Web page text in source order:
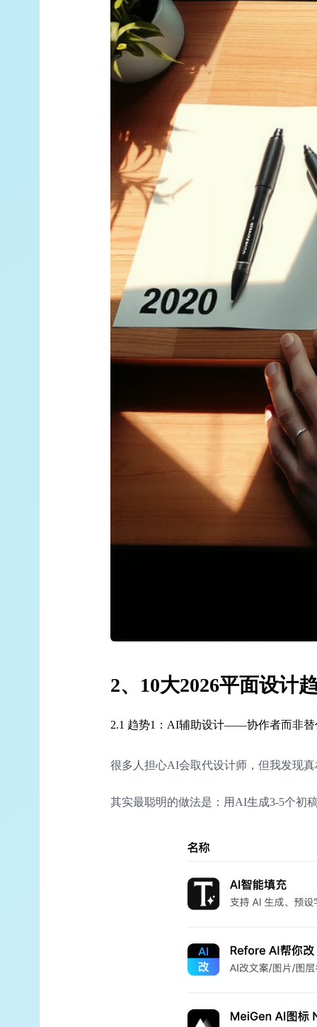
2、10大2026平面设计
2.1 趋势1：AI辅助设计——协作者而非替
很多人担心AI会取代设计师，但我发现
其实最聪明的做法是：用AI生成3-5个